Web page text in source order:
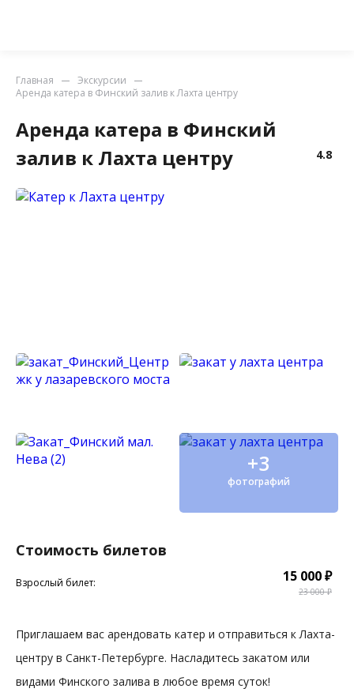
Главная
Экскурсии
Аренда катера в Финский залив к Лахта центру
Аренда катера в Финский
залив к Лахта центру
4.8
+3
фотографий
Стоимость билетов
Взрослый билет: 15 000 ₽
23 000 ₽
Приглашаем вас арендовать катер и отправиться к Лахта-
центру в Санкт-Петербурге. Насладитесь закатом или
видами Финского залива в любое время суток!